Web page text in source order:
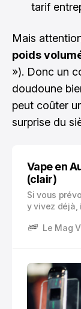
tarif
Mais
poids
»). Donc un
doudoune
peut coûter
surprise du
Vape en
(clair)
Si vous
y vivez déjà,
Le Mag